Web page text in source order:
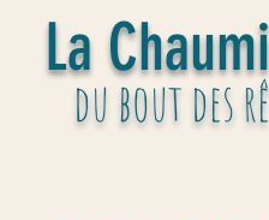
La
du bout des